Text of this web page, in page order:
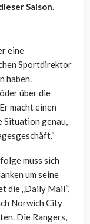
Saison.
eine
Sportdirektor
haben.
über die
macht einen
Situation genau,
muss sich
um seine
die „Daily Mail“,
Norwich City
Die Rangers,